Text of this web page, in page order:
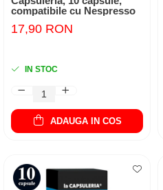
compatibile cu Nespresso
17,90 RON
IN STOC
ADAUGA IN COS